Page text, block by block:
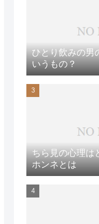
ひとり飲みの男
いうもの？
ちら見の心理は
ホンネとは